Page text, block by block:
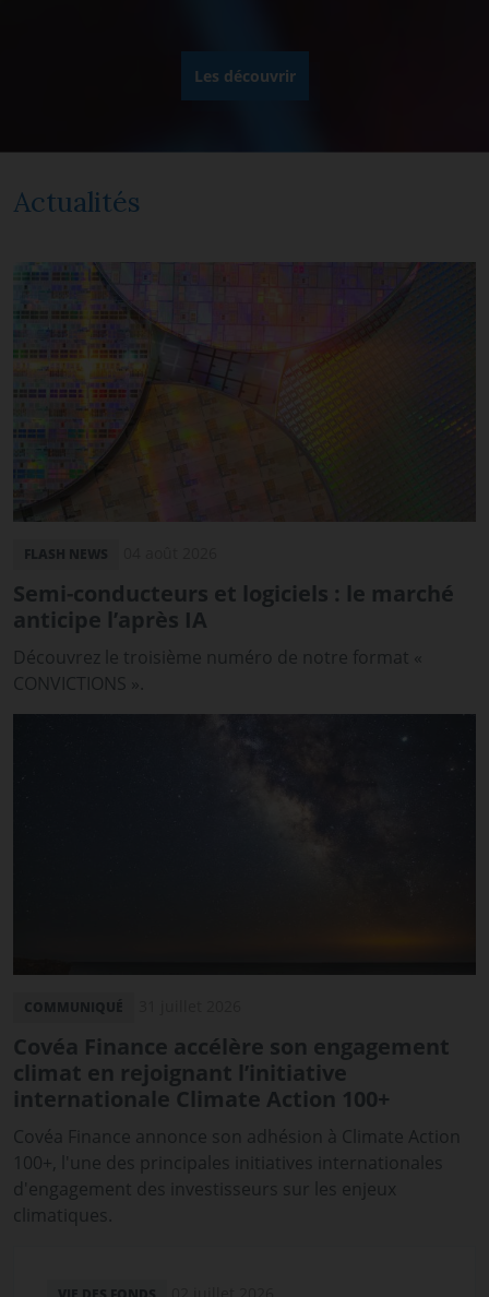
Les découvrir
Actualités
Semi-conducteurs et logiciels : le marché
anticipe l’après IA
Découvrez le troisième numéro de notre format «
CONVICTIONS ».
Covéa Finance accélère son engagement
climat en rejoignant l’initiative
internationale Climate Action 100+
Covéa Finance annonce son adhésion à Climate Action
100+, l'une des principales initiatives internationales
d'engagement des investisseurs sur les enjeux
climatiques.